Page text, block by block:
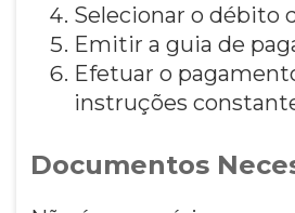
Selecionar o débito
Emitir a guia de
Efetuar o
instruções
Documentos